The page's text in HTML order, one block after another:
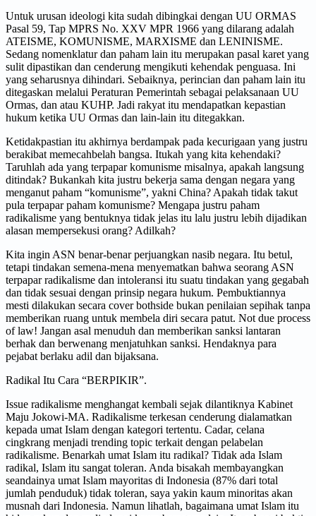
Untuk urusan ideologi kita sudah dibingkai dengan UU ORMAS
Pasal 59, Tap MPRS No. XXV MPR 1966 yang dilarang adalah
ATEISME, KOMUNISME, MARXISME dan LENINISME.
Sedang nomenklatur dan paham lain itu merupakan pasal karet yang
sulit dipastikan dan cenderung mengikuti kehendak penguasa. Ini
yang seharusnya dihindari. Sebaiknya, perincian dan paham lain itu
ditegaskan melalui Peraturan Pemerintah sebagai pelaksanaan UU
Ormas, dan atau KUHP. Jadi rakyat itu mendapatkan kepastian
hukum ketika UU Ormas dan lain-lain itu ditegakkan.
Ketidakpastian itu akhirnya berdampak pada kecurigaan yang justru
berakibat memecahbelah bangsa. Itukah yang kita kehendaki?
Taruhlah ada yang terpapar komunisme misalnya, apakah langsung
ditindak? Bukankah kita justru bekerja sama dengan negara yang
menganut paham “komunisme”, yakni China? Apakah tidak takut
pula terpapar paham komunisme? Mengapa justru paham
radikalisme yang bentuknya tidak jelas itu lalu justru lebih dijadikan
alasan mempersekusi orang? Adilkah?
Kita ingin ASN benar-benar perjuangkan nasib negara. Itu betul,
tetapi tindakan semena-mena menyematkan bahwa seorang ASN
terpapar radikalisme dan intoleransi itu suatu tindakan yang gegabah
dan tidak sesuai dengan prinsip negara hukum. Pembuktiannya
mesti dilakukan secara cover bothside bukan penilaian sepihak tanpa
memberikan ruang untuk membela diri secara patut. Not due process
of law! Jangan asal menuduh dan memberikan sanksi lantaran
berhak dan berwenang menjatuhkan sanksi. Hendaknya para
pejabat berlaku adil dan bijaksana.
Radikal Itu Cara “BERPIKIR”.
Issue radikalisme menghangat kembali sejak dilantiknya Kabinet
Maju Jokowi-MA. Radikalisme terkesan cenderung dialamatkan
kepada umat Islam dengan kategori tertentu. Cadar, celana
cingkrang menjadi trending topic terkait dengan pelabelan
radikalisme. Benarkah umat Islam itu radikal? Tidak ada Islam
radikal, Islam itu sangat toleran. Anda bisakah membayangkan
seandainya umat Islam mayoritas di Indonesia (87% dari total
jumlah penduduk) tidak toleran, saya yakin kaum minoritas akan
musnah dari Indonesia. Namun lihatlah, bagaimana umat Islam itu